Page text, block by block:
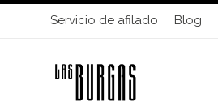
Servicio de afilado Blog